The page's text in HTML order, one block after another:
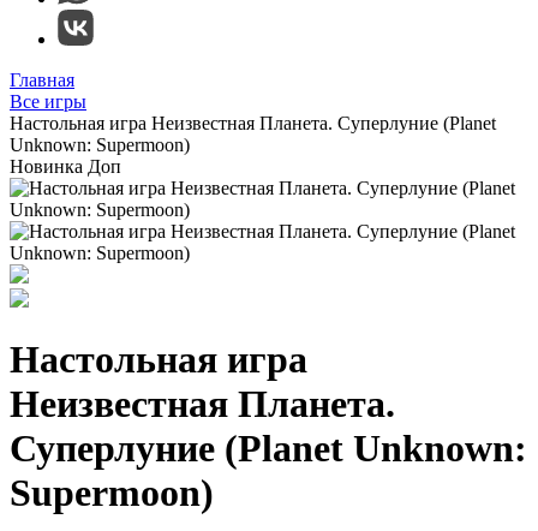
Главная
Все игры
Настольная игра Неизвестная Планета. Суперлуние (Planet
Unknown: Supermoon)
Новинка Доп
Настольная игра
Неизвестная Планета.
Суперлуние (Planet Unknown:
Supermoon)